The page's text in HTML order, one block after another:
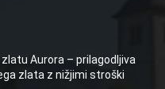
Aurora – prilagodljiva
zlata z nižjimi stroški